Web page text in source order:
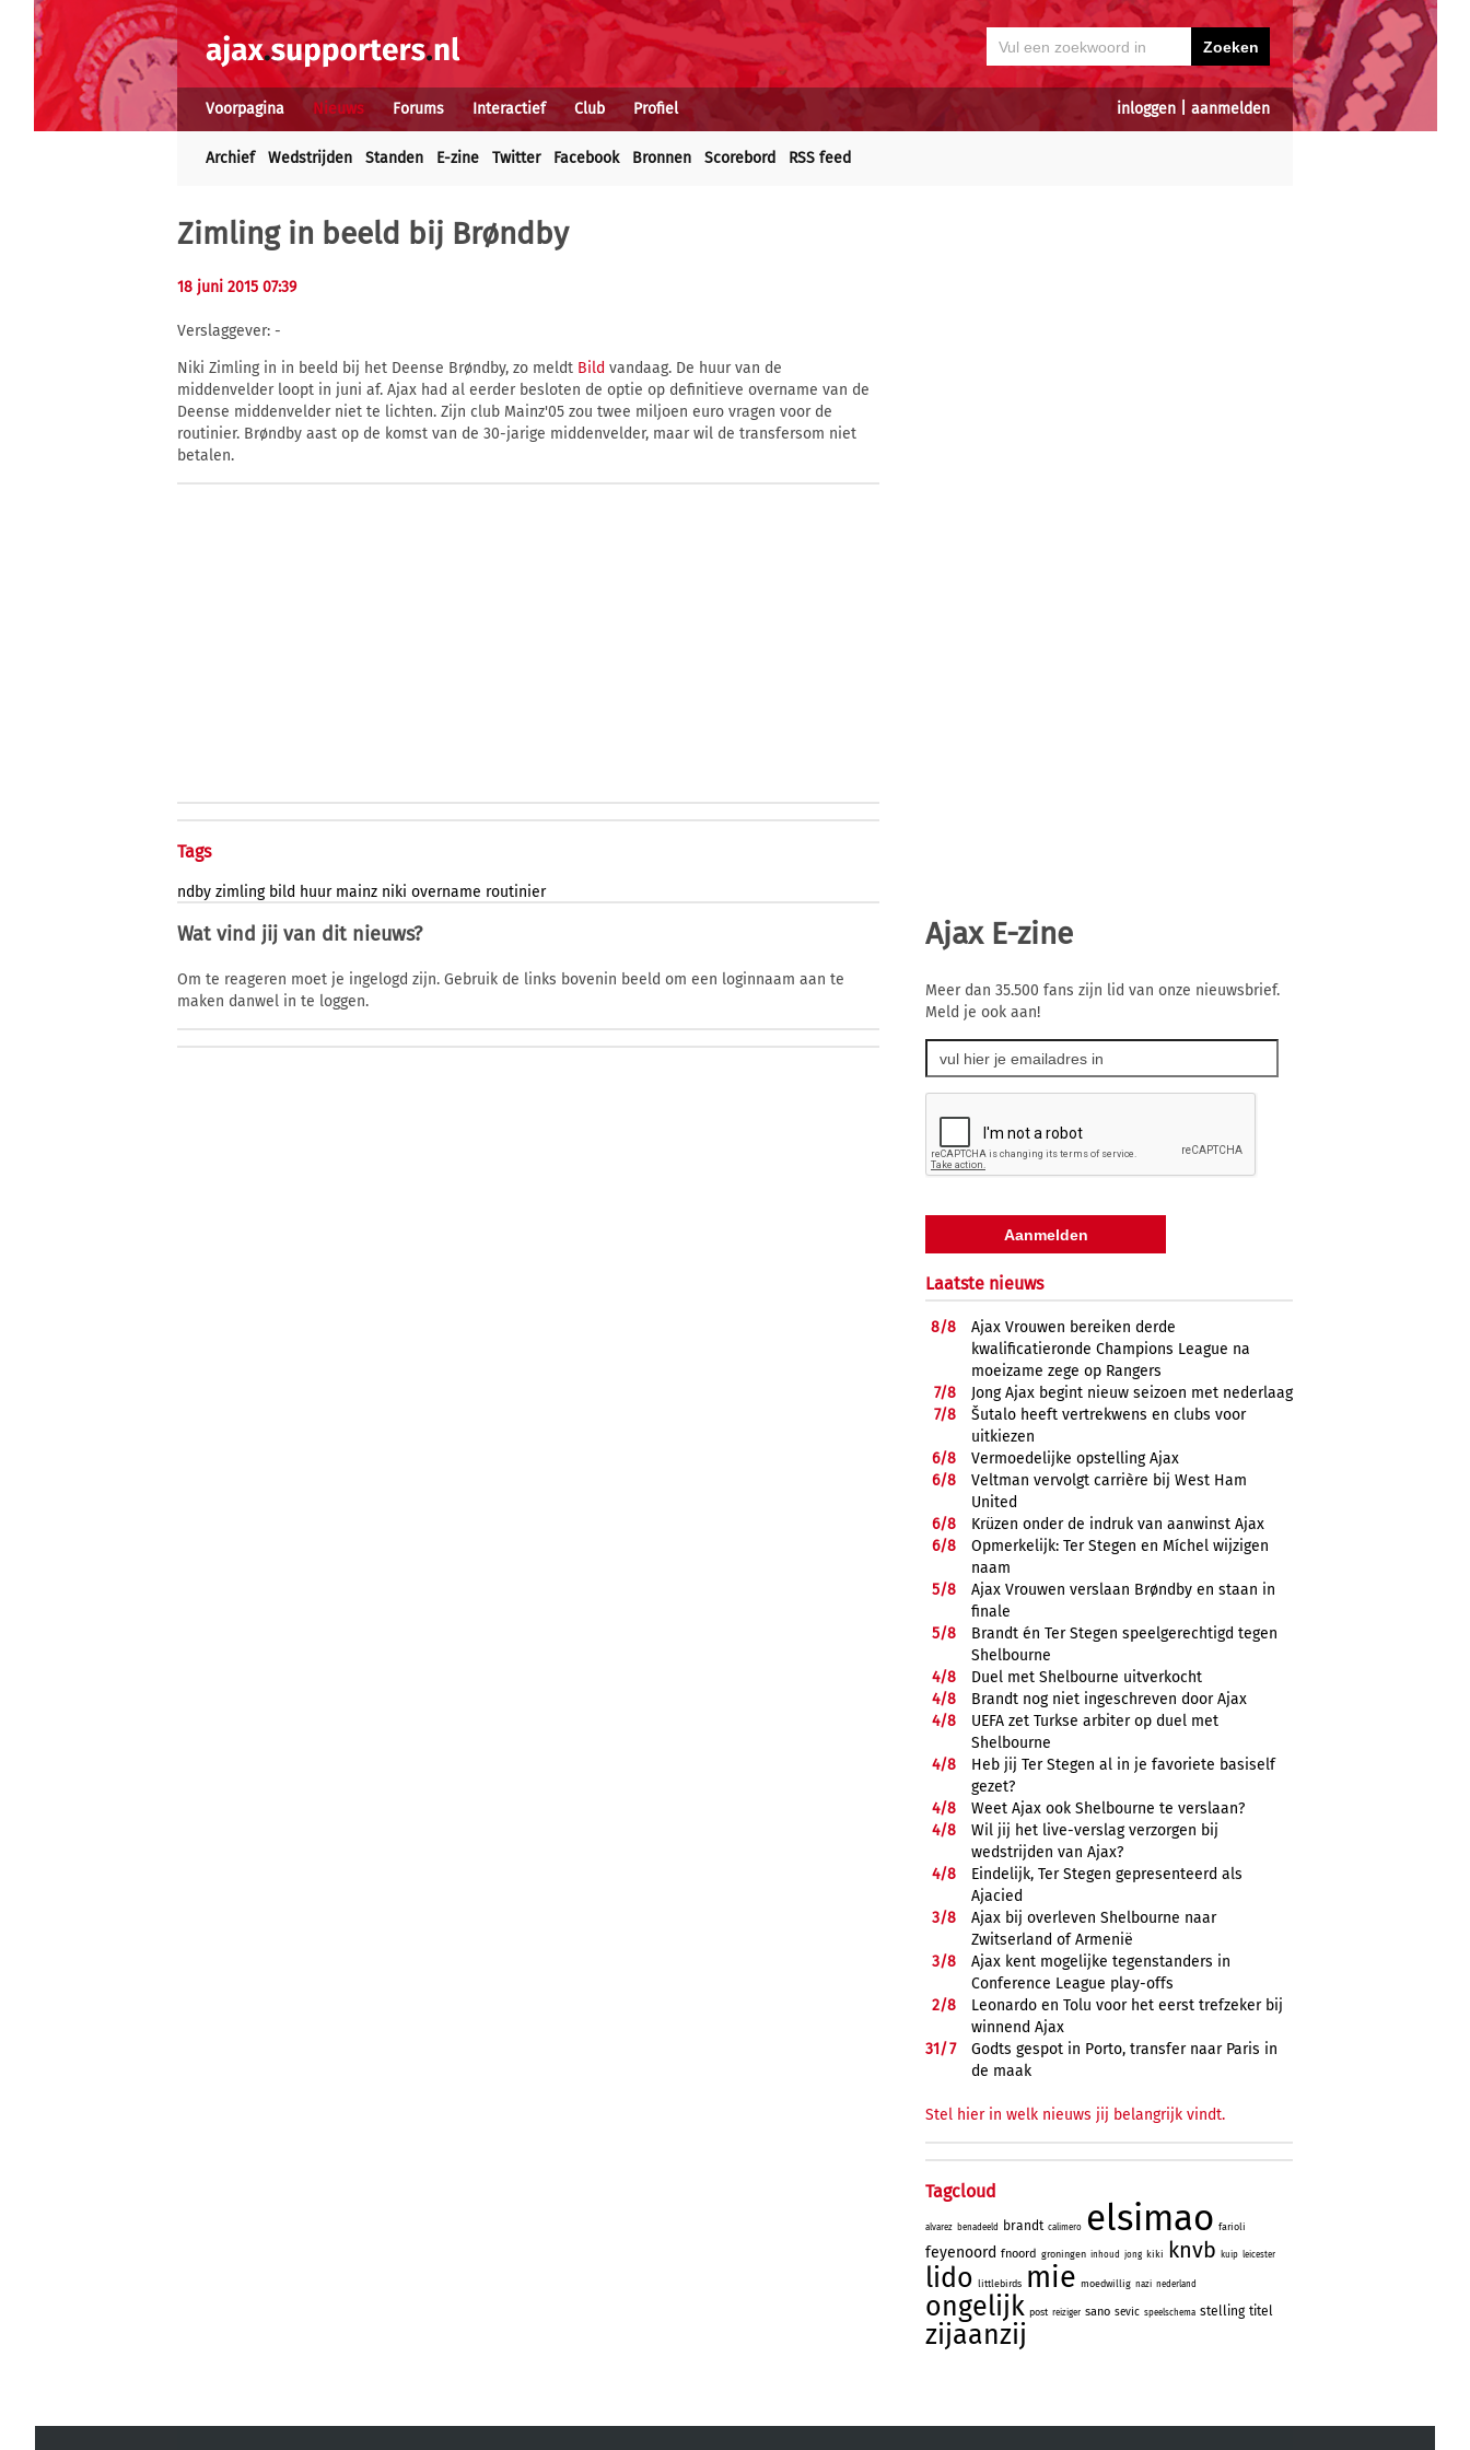
inloggen aanmelden
Voorpagina Nieuws Forums Interactief Club Profiel
Archief Wedstrijden Standen E-zine Twitter Facebook Bronnen Scorebord RSS feed
Zimling in beeld bij Brøndby
18 juni 2015 07:39
Verslaggever: -
Niki Zimling in in beeld bij het Deense Brøndby, zo meldt Bild vandaag. De huur van de
middenvelder loopt in juni af. Ajax had al eerder besloten de optie op definitieve overname van de
Deense middenvelder niet te lichten. Zijn club Mainz'05 zou twee miljoen euro vragen voor de
routinier. Brøndby aast op de komst van de 30-jarige middenvelder, maar wil de transfersom niet
betalen.
Tags
ndby zimling bild huur mainz niki overname routinier
Wat vind jij van dit nieuws?
Om te reageren moet je ingelogd zijn. Gebruik de links bovenin beeld om een loginnaam aan te
maken danwel in te loggen.
Ajax E-zine
Meer dan 35.500 fans zijn lid van onze nieuwsbrief.
Meld je ook aan!
Laatste nieuws
8/8
Ajax Vrouwen bereiken derde
kwalificatieronde Champions League na
moeizame zege op Rangers
7/8
Jong Ajax begint nieuw seizoen met nederlaag
7/8
Šutalo heeft vertrekwens en clubs voor
uitkiezen
6/8
Vermoedelijke opstelling Ajax
6/8
Veltman vervolgt carrière bij West Ham
United
6/8
Krüzen onder de indruk van aanwinst Ajax
6/8
Opmerkelijk: Ter Stegen en Míchel wijzigen
naam
5/8
Ajax Vrouwen verslaan Brøndby en staan in
finale
5/8
Brandt én Ter Stegen speelgerechtigd tegen
Shelbourne
4/8
Duel met Shelbourne uitverkocht
4/8
Brandt nog niet ingeschreven door Ajax
4/8
UEFA zet Turkse arbiter op duel met
Shelbourne
4/8
Heb jij Ter Stegen al in je favoriete basiself
gezet?
4/8
Weet Ajax ook Shelbourne te verslaan?
4/8
Wil jij het live-verslag verzorgen bij
wedstrijden van Ajax?
4/8
Eindelijk, Ter Stegen gepresenteerd als
Ajacied
3/8
Ajax bij overleven Shelbourne naar
Zwitserland of Armenië
3/8
Ajax kent mogelijke tegenstanders in
Conference League play-offs
2/8
Leonardo en Tolu voor het eerst trefzeker bij
winnend Ajax
31/7
Godts gespot in Porto, transfer naar Paris in
de maak
Stel hier in welk nieuws jij belangrijk vindt.
Tagcloud
alvarez benadeeld brandt calimero elsimao farioli
feyenoord fnoord groningen inhoud jong kiki knvb kuip leicester
lido littlebirds mie moedwillig nazi nederland
ongelijk post reiziger sano sevic speelschema stelling titel
zijaanzij